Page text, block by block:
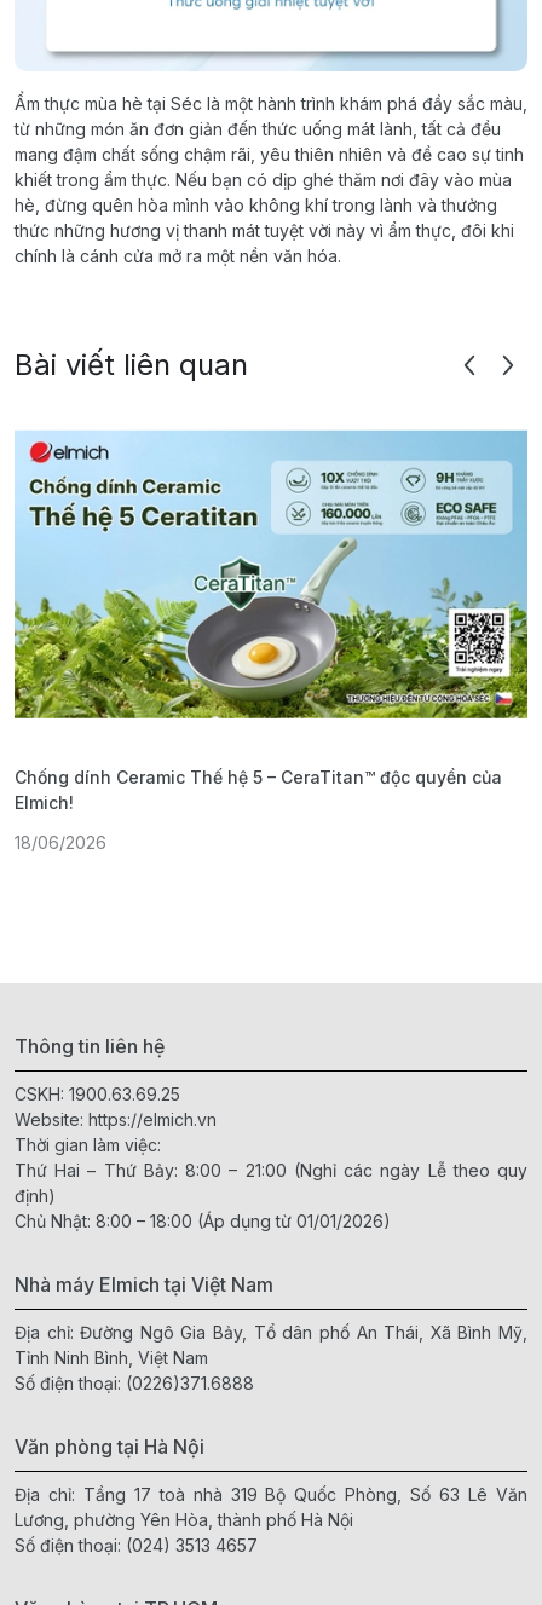
Ẩm thực mùa hè tại Séc là một hành trình khám phá đầy sắc màu,
từ những món ăn đơn giản đến thức uống mát lành, tất cả đều
mang đậm chất sống chậm rãi, yêu thiên nhiên và đề cao sự tinh
khiết trong ẩm thực. Nếu bạn có dịp ghé thăm nơi đây vào mùa
hè, đừng quên hòa mình vào không khí trong lành và thưởng
thức những hương vị thanh mát tuyệt vời này vì ẩm thực, đôi khi
chính là cánh cửa mở ra một nền văn hóa.
Bài viết liên quan
Chống dính Ceramic Thế hệ 5 – CeraTitan™ độc quyền của
Elmich!
18/06/2026
Thông tin liên hệ
CSKH: 1900.63.69.25
Website: https://elmich.vn
Thời gian làm việc:
Thứ Hai – Thứ Bảy: 8:00 – 21:00 (Nghỉ các ngày Lễ theo quy
định)
Chủ Nhật: 8:00 – 18:00 (Áp dụng từ 01/01/2026)
Nhà máy Elmich tại Việt Nam
Địa chỉ: Đường Ngô Gia Bảy, Tổ dân phố An Thái, Xã Bình Mỹ,
Tỉnh Ninh Bình, Việt Nam
Số điện thoại: (0226)371.6888
Văn phòng tại Hà Nội
Địa chỉ: Tầng 17 toà nhà 319 Bộ Quốc Phòng, Số 63 Lê Văn
Lương, phường Yên Hòa, thành phố Hà Nội
Số điện thoại: (024) 3513 4657